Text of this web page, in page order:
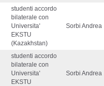
studenti accordo
bilaterale con
Universita'
EKSTU
(Kazakhstan)
Sorbi Andrea
studenti accordo
bilaterale con
Universita'
EKSTU
Sorbi Andrea